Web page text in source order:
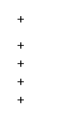
+
+
+
+
+